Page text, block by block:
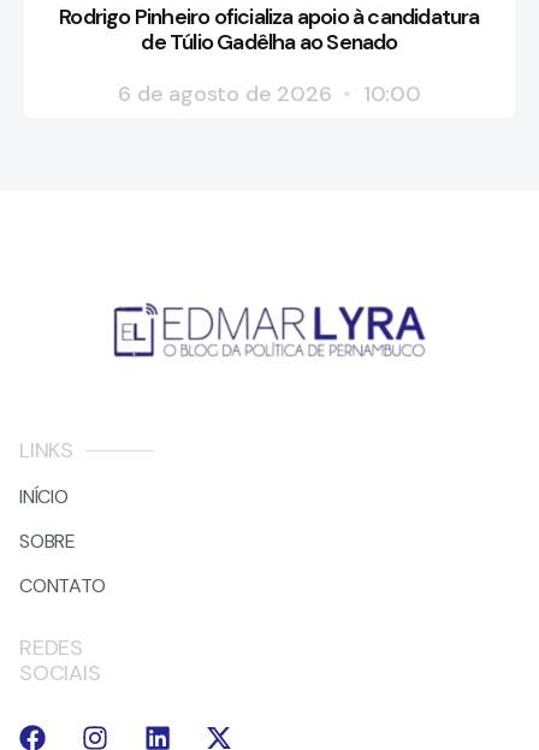
Rodrigo Pinheiro oficializa apoio à candidatura
de Túlio Gadêlha ao Senado
6 de agosto de 2026
10:00
LINKS
INÍCIO
SOBRE
CONTATO
REDES
SOCIAIS